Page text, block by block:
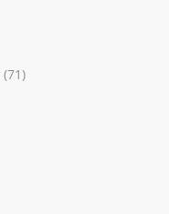
(71)